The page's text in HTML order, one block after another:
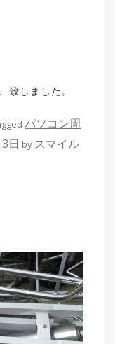
致しました。
パソコン周
日 by スマイル